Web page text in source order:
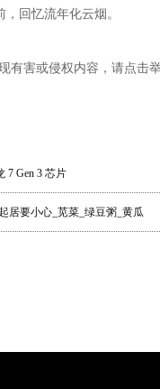
回忆流年化云烟。
有害或侵权内容，请点击举
7 Gen 3 芯片
居要小心_苋菜_绿豆粥_黄瓜